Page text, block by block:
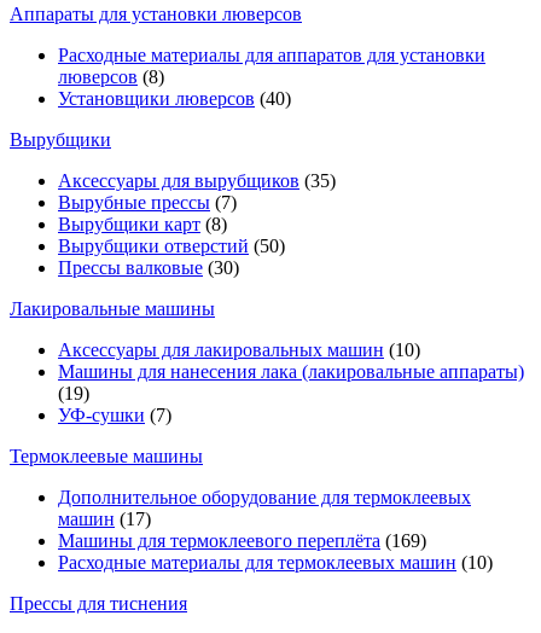
Аппараты для установки люверсов
Расходные материалы для аппаратов для установки
люверсов (8)
Установщики люверсов (40)
Вырубщики
Аксессуары для вырубщиков (35)
Вырубные прессы (7)
Вырубщики карт (8)
Вырубщики отверстий (50)
Прессы валковые (30)
Лакировальные машины
Аксессуары для лакировальных машин (10)
Машины для нанесения лака (лакировальные аппараты)
(19)
УФ-сушки (7)
Термоклеевые машины
Дополнительное оборудование для термоклеевых
машин (17)
Машины для термоклеевого переплёта (169)
Расходные материалы для термоклеевых машин (10)
Прессы для тиснения